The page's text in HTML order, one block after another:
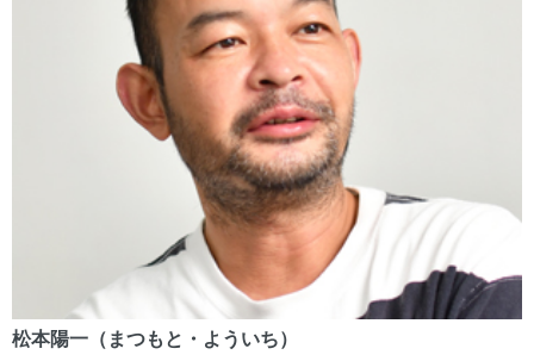
松本陽一（まつもと・よういち）